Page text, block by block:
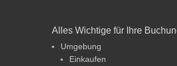
Alles Wichtige für Ihre
Umgebung
Einkaufen